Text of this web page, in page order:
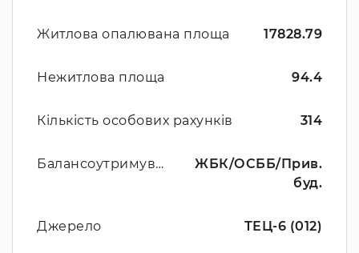
Житлова опалювана площа 17828.79
Нежитлова площа 94.4
Кількість особових рахунків 314
Балансоутримувач
ЖБК/ОСББ/Прив.
буд.
Джерело ТЕЦ-6 (012)